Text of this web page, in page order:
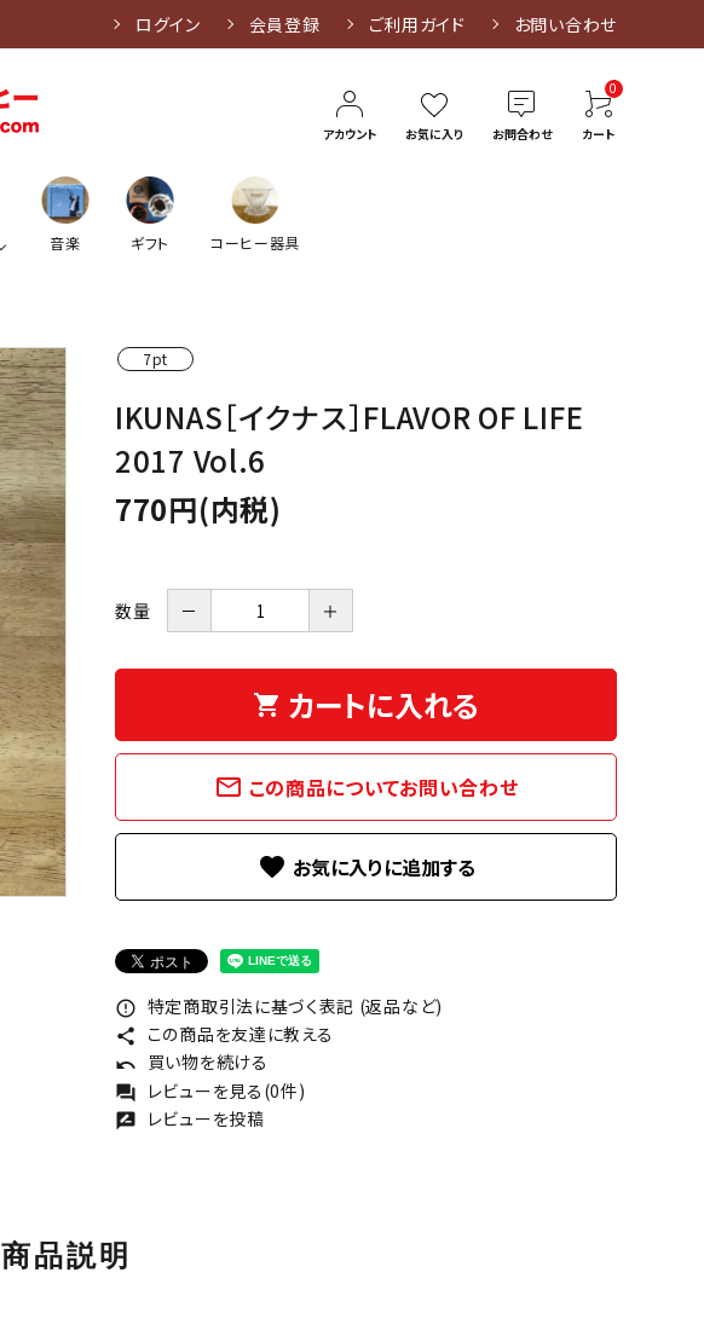
ログイン 会員登録 ご利用ガイド お問い合わせ
アカウント お気に入り お問合わせ
0
カート
音楽 ギフト コーヒー器具
7pt
IKUNAS［イクナス］FLAVOR OF LIFE
2017 Vol.6
770円(内税)
数量 － ＋
shopping_cart カートに入れる
mail_outline この商品についてお問い合わせ
favorite
error_outline 特定商取引法に基づく表記 (返品など)
share この商品を友達に教える
undo 買い物を続ける
forum レビューを見る(0件)
rate_review レビューを投稿
商品説明